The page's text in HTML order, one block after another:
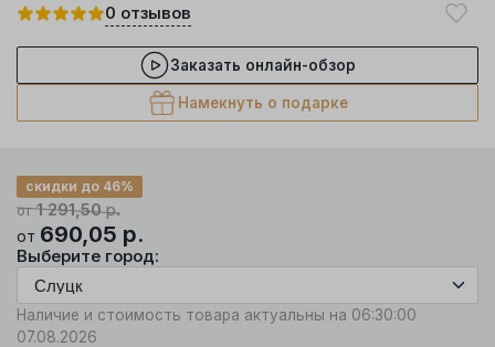
0 отзывов
Заказать онлайн-обзор
Намекнуть о подарке
от1 291,50р.
скидки до 46%
от 690,05 р.
Выберите город:
Наличие и стоимость товара актуальны на 06:30:00
07.08.2026